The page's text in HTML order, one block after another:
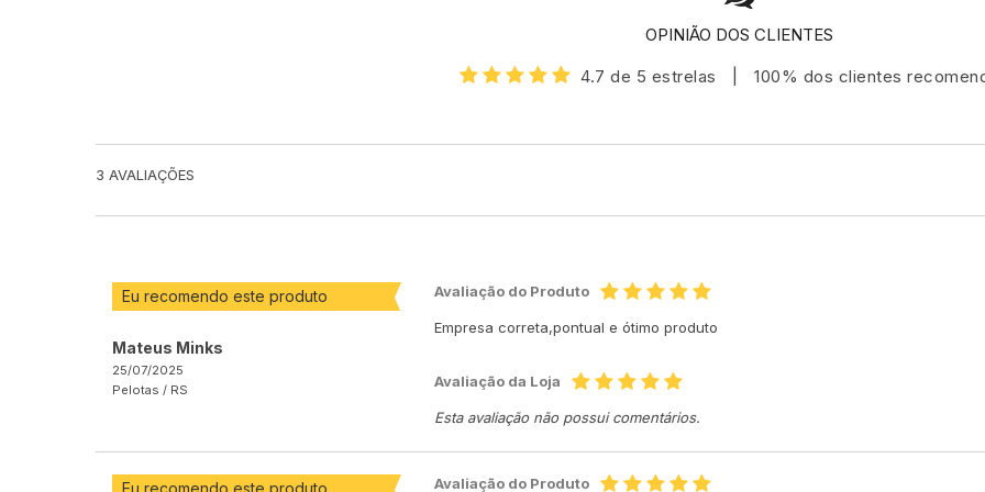
OPINIÃO DOS CLIENTES
4.7 de 5 estrelas
100% dos clientes
3 AVALIAÇÕES
Eu recomendo este produto
Mateus Minks
25/07/2025
Pelotas / RS
Avaliação do Produto
Empresa correta,pontual e ótimo produto
Avaliação da Loja
Esta avaliação não possui comentários.
Avaliação do Produto